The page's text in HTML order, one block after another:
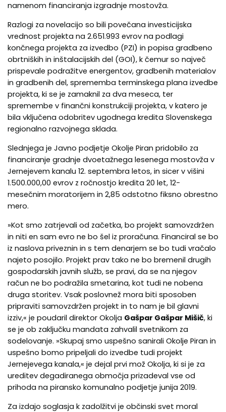
namenom financiranja izgradnje mostovža.
Razlogi za novelacijo so bili povečana investicijska
vrednost projekta na 2.651.993 evrov na podlagi
končnega projekta za izvedbo (PZI) in popisa gradbeno
obrtniških in inštalacijskih del (GOI), k čemur so največ
prispevale podražitve energentov, gradbenih materialov
in gradbenih del, sprememba terminskega plana izvedbe
projekta, ki se je zamaknil za dva meseca, ter
spremembe v finančni konstrukciji projekta, v katero je
bila vključena odobritev ugodnega kredita Slovenskega
regionalno razvojnega sklada.
Slednjega je Javno podjetje Okolje Piran pridobilo za
financiranje gradnje dvoetažnega lesenega mostovža v
Jernejevem kanalu 12. septembra letos, in sicer v višini
1.500.000,00 evrov z ročnostjo kredita 20 let, 12-
mesečnim moratorijem in 2,85 odstotno fiksno obrestno
mero.
»Kot smo zatrjevali od začetka, bo projekt samovzdržen
in niti en sam evro ne bo šel iz proračuna. Financiral se bo
iz naslova priveznin in s tem denarjem se bo tudi vračalo
najeto posojilo. Projekt prav tako ne bo bremenil drugih
gospodarskih javnih služb, se pravi, da se na njegov
račun ne bo podražila smetarina, kot tudi ne nobena
druga storitev. Vsak poslovnež mora biti sposoben
pripraviti samovzdržen projekt in to nam je bil glavni
izziv,« je poudaril direktor Okolja Gašpar Gašpar Mišič, ki
se je ob zaključku mandata zahvalil svetnikom za
sodelovanje. »Skupaj smo uspešno sanirali Okolje Piran in
uspešno bomo pripeljali do izvedbe tudi projekt
Jernejevega kanala,« je dejal prvi mož Okolja, ki si je za
ureditev degadiranega območja prizadeval vse od
prihoda na piransko komunalno podjetje junija 2019.
Za izdajo soglasja k zadolžitvi je občinski svet moral